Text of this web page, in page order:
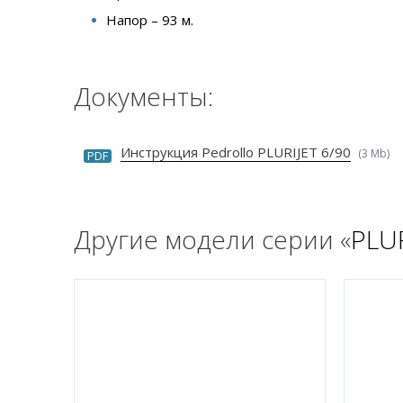
Напор – 93 м.
Документы:
PDF Инструкция Pedrollo PLURIJET 6/90 (3 Mb)
Другие модели серии «